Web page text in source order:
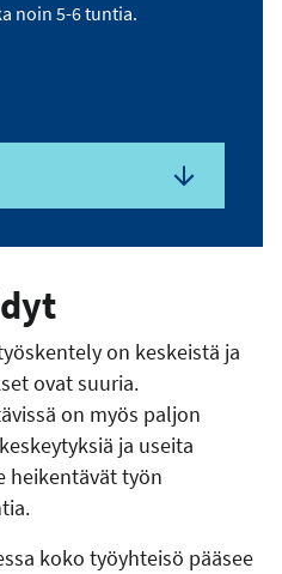
noin 5-6 tuntia.
on keskeistä ja
ovat suuria.
on myös paljon
ja useita
heikentävät työn
koko työyhteisö pääsee